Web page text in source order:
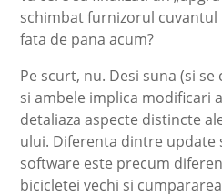
schimbat furnizorul cuvantul
fata de pana acum?
Pe scurt, nu. Desi suna (si
si ambele implica modificari
detaliaza aspecte distincte
ului. Diferenta dintre update
software este precum
bicicletei vechi si